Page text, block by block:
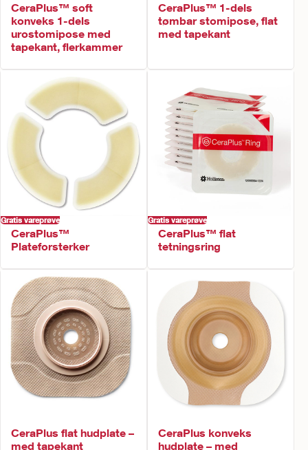
CeraPlus™ soft
konveks 1-dels
urostomipose med
tapekant, flerkammer
CeraPlus™ 1-dels
tømbar stomipose, flat
med tapekant
Gratis vareprøve
CeraPlus™
Plateforsterker
Gratis vareprøve
CeraPlus™ flat
tetningsring
CeraPlus flat hudplate –
med tapekant
CeraPlus konveks
hudplate – med